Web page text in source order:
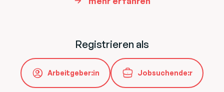
Registrieren als
Arbeitgeber:in Jobsuchende:r